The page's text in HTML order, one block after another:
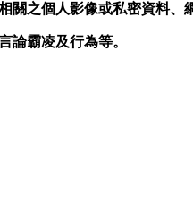
關之個人影像或私密資料、
論霸凌及行為等。